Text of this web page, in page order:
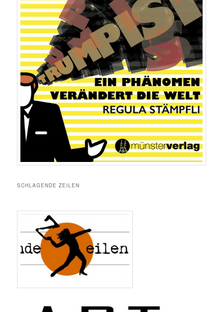
SCHLAGENDE ZEILEN